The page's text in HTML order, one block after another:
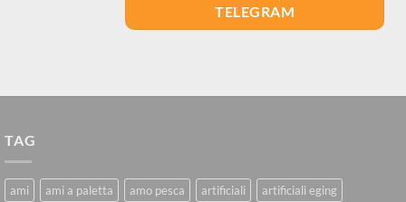
TELEGRAM
TAG
ami ami a paletta amo pesca artificiali
artificiali eging